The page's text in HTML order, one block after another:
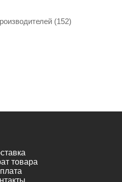
(152)
товара